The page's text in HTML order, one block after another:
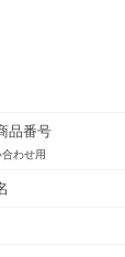
品番号
わせ用